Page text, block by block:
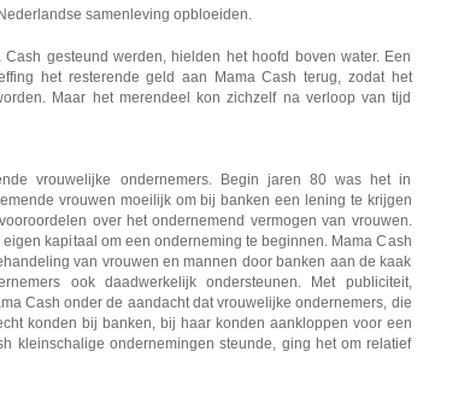
samenleving opbloeiden.
gesteund werden, hielden het hoofd boven water. Een
het resterende geld aan Mama Cash terug, zodat het
Maar het merendeel kon zichzelf na verloop van tijd
vrouwelijke ondernemers. Begin jaren 80 was het in
vrouwen moeilijk om bij banken een lening te krijgen
over het ondernemend vermogen van vrouwen.
kapitaal om een onderneming te beginnen. Mama Cash
van vrouwen en mannen door banken aan de kaak
ook daadwerkelijk ondersteunen. Met publiciteit,
Cash onder de aandacht dat vrouwelijke ondernemers, die
konden bij banken, bij haar konden aankloppen voor een
kleinschalige ondernemingen steunde, ging het om relatief